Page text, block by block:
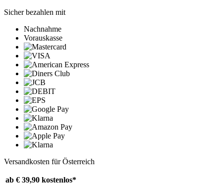
Sicher bezahlen mit
Nachnahme
Vorauskasse
Versandkosten für Österreich
ab € 39,90 kostenlos*